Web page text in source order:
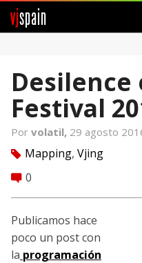
vjspain
Foros
Noticias
Vjspain
Ayuda
Contacto
Entrar
Desilence
Festival
Por volatil, 29 agosto
tag Mapping, Vjing
comment 0
Publicamos hace
poco un post con
la programación